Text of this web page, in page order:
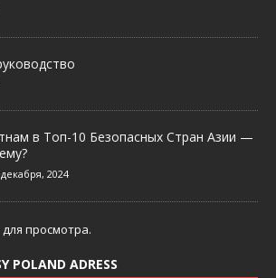
в Топ-10 Безопасных Стран Азии —
2024
просмотра.
POLAND ADRESS